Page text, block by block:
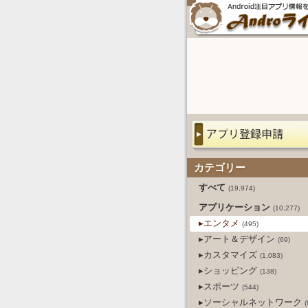
カテゴリー
すべて (19,974)
アプリケーション (10,277)
▸エンタメ (495)
▸アート＆デザイン (69)
▸カスタマイズ (1,083)
▸ショッピング (138)
▸スポーツ (544)
▸ソーシャルネットワーク